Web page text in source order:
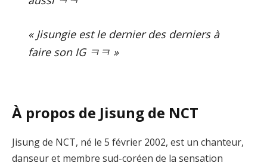
« Jisungie est le dernier des derniers à
faire son IG ㅋㅋ »
À propos de Jisung de NCT
Jisung de NCT, né le 5 février 2002, est un chanteur,
danseur et membre sud-coréen de la sensation